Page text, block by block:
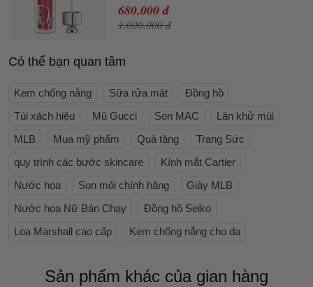
680.000 đ
1.000.000 đ
Có thể bạn quan tâm
Kem chống nắng Sữa rửa mặt
Đồng hồ
Túi xách hiệu
Mũ Gucci Son MAC
Lăn khử mùi
MLB
Mua mỹ phẩm Quà tặng
Trang Sức
quy trình các bước skincare
Kính mắt Cartier
Nước hoa
Son môi chính hãng
Giày MLB
Nước hoa Nữ Bán Chạy
Đồng hồ Seiko
Loa Marshall cao cấp
Kem chống nắng cho da
Sản phẩm khác của gian hàng